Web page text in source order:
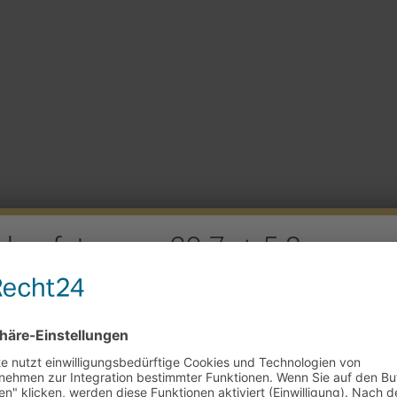
am 29.7. + 5.8.